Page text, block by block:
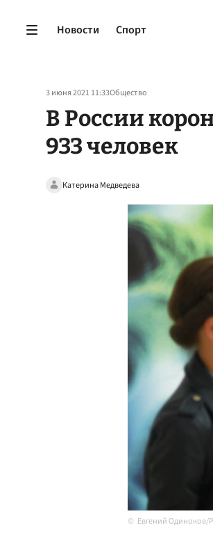
Новости Спорт
3 июня 2021 11:33Общество
В России
933 человек
Катерина Медведева
Евгений Одиноков/